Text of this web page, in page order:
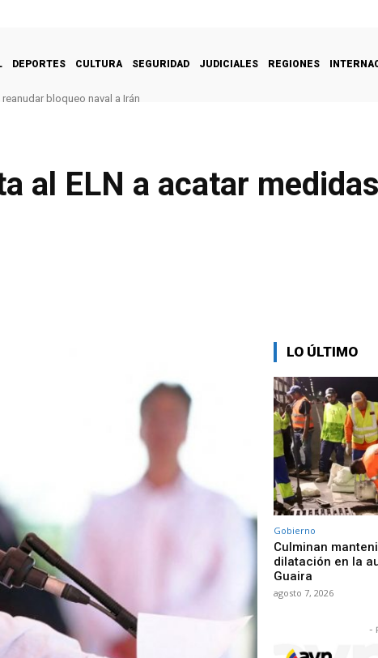
DEPORTES CULTURA SEGURIDAD JUDICIALES REGIONES
bloqueo naval a Irán
al ELN a acatar
LO ÚLTIMO
Gobierno
Culminan
dilatación en la
Guaira
agosto 7, 2026
-